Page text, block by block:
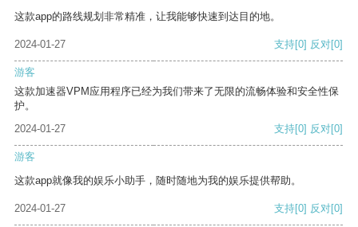
这款app的路线规划非常精准，让我能够快速到达目的地。
2024-01-27 支持[0] 反对[0]
游客
这款加速器VPM应用程序已经为我们带来了无限的流畅体验和安全性保
护。
2024-01-27
支持[0] 反对[0]
游客
这款app就像我的娱乐小助手，随时随地为我的娱乐提供帮助。
2024-01-27 支持[0] 反对[0]